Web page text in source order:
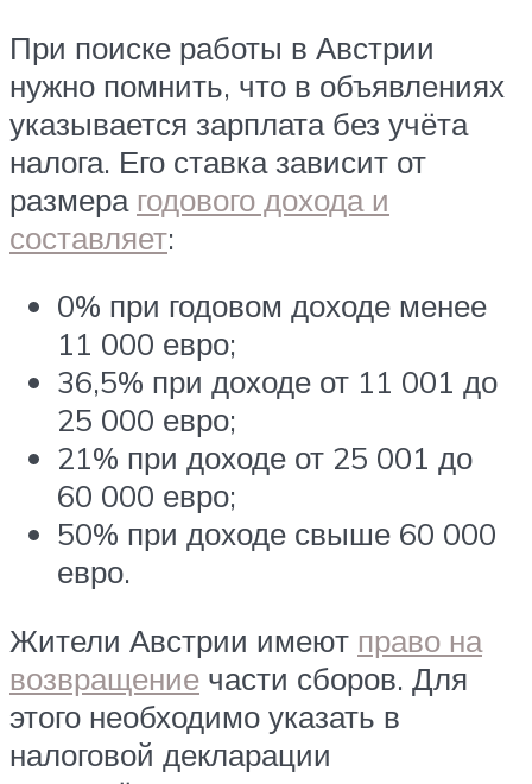
При поиске работы в Австрии
нужно помнить, что в объявлениях
указывается зарплата без учёта
налога. Его ставка зависит от
размера годового дохода и
составляет:
0% при годовом доходе менее
11 000 евро;
36,5% при доходе от 11 001 до
25 000 евро;
21% при доходе от 25 001 до
60 000 евро;
50% при доходе свыше 60 000
евро.
Жители Австрии имеют право на
возвращение части сборов. Для
этого необходимо указать в
налоговой декларации